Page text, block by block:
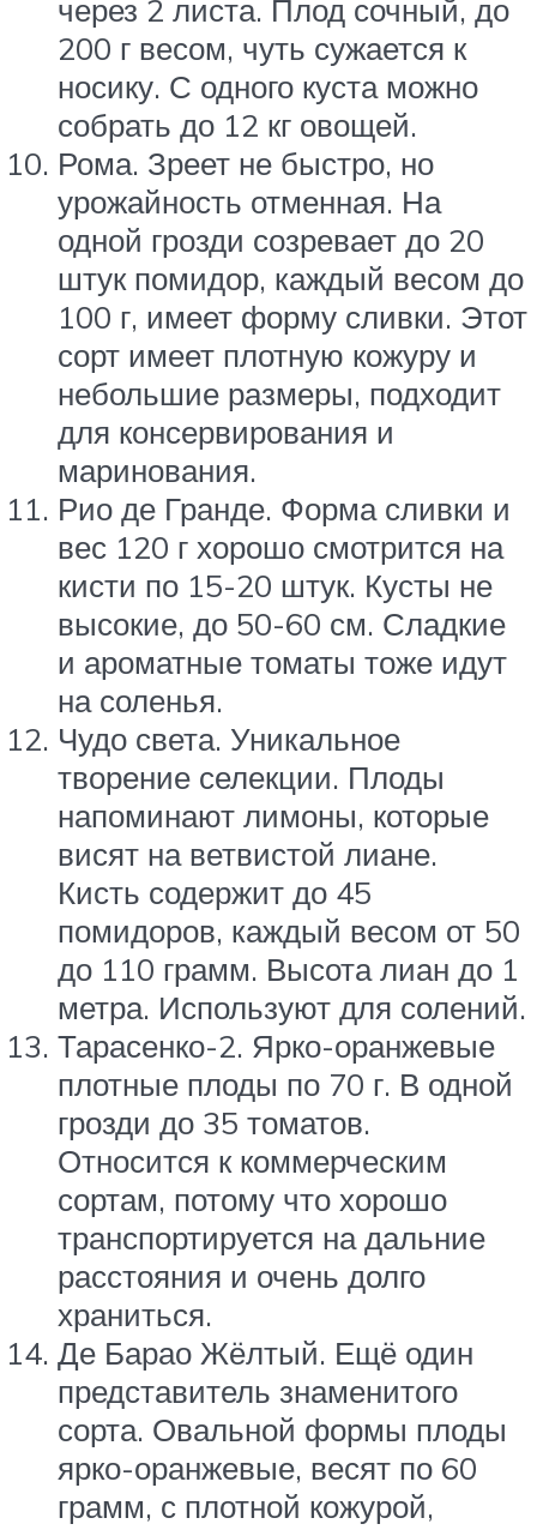
через 2 листа. Плод сочный, до
200 г весом, чуть сужается к
носику. С одного куста можно
собрать до 12 кг овощей.
Рома. Зреет не быстро, но
урожайность отменная. На
одной грозди созревает до 20
штук помидор, каждый весом до
100 г, имеет форму сливки. Этот
сорт имеет плотную кожуру и
небольшие размеры, подходит
для консервирования и
маринования.
Рио де Гранде. Форма сливки и
вес 120 г хорошо смотрится на
кисти по 15-20 штук. Кусты не
высокие, до 50-60 см. Сладкие
и ароматные томаты тоже идут
на соленья.
Чудо света. Уникальное
творение селекции. Плоды
напоминают лимоны, которые
висят на ветвистой лиане.
Кисть содержит до 45
помидоров, каждый весом от 50
до 110 грамм. Высота лиан до 1
метра. Используют для солений.
Тарасенко-2. Ярко-оранжевые
плотные плоды по 70 г. В одной
грозди до 35 томатов.
Относится к коммерческим
сортам, потому что хорошо
транспортируется на дальние
расстояния и очень долго
храниться.
Де Барао Жёлтый. Ещё один
представитель знаменитого
сорта. Овальной формы плоды
ярко-оранжевые, весят по 60
грамм, с плотной кожурой,